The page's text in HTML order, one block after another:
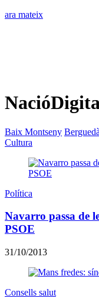
ara mateix
Baix Montseny Berguedà
Cultura
Política
Navarro passa de
PSOE
31/10/2013
Consells salut